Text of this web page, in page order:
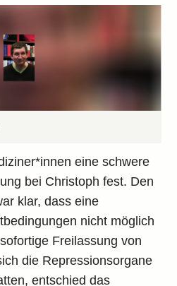
eine schwere
bei Christoph fest. Den
klar, dass eine
nicht möglich
Freilassung von
die Repressionsorgane
entschied das